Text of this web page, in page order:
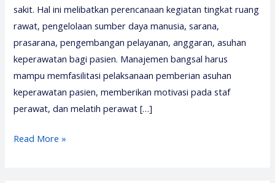
sakit. Hal ini melibatkan perencanaan kegiatan tingkat ruang
rawat, pengelolaan sumber daya manusia, sarana,
prasarana, pengembangan pelayanan, anggaran, asuhan
keperawatan bagi pasien. Manajemen bangsal harus
mampu memfasilitasi pelaksanaan pemberian asuhan
keperawatan pasien, memberikan motivasi pada staf
perawat, dan melatih perawat […]
Pelatihan
Read More »